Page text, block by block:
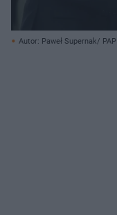
Autor: Paweł Supernak/ PAP